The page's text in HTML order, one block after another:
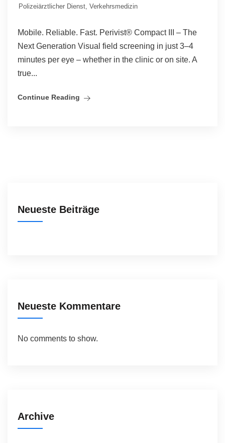
Polizeiärztlicher Dienst, Verkehrsmedizin
Mobile. Reliable. Fast. Perivist® Compact III – The
Next Generation Visual field screening in just 3–4
minutes per eye – whether in the clinic or on site. A
true...
Continue Reading
Neueste Beiträge
Neueste Kommentare
No comments to show.
Archive